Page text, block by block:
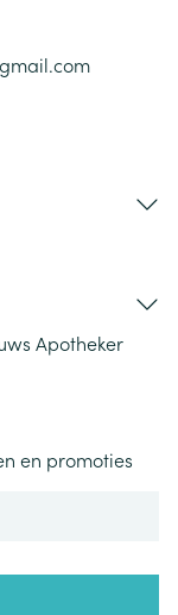
gmail.com
Apotheker
en promoties